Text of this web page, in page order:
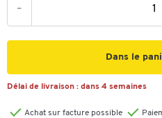
-
Dans le
Délai de livraison : dans 4 semaines
Achat sur facture possible